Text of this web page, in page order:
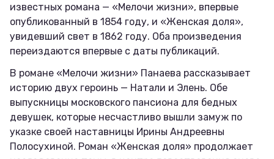
известных романа — «Мелочи жизни», впервые
опубликованный в 1854 году, и «Женская доля»,
увидевший свет в 1862 году. Оба произведения
переиздаются впервые с даты публикаций.
В романе «Мелочи жизни» Панаева рассказывает
историю двух героинь — Натали и Элень. Обе
выпускницы московского пансиона для бедных
девушек, которые несчастливо вышли замуж по
указке своей наставницы Ирины Андреевны
Полосухиной. Роман «Женская доля» продолжает